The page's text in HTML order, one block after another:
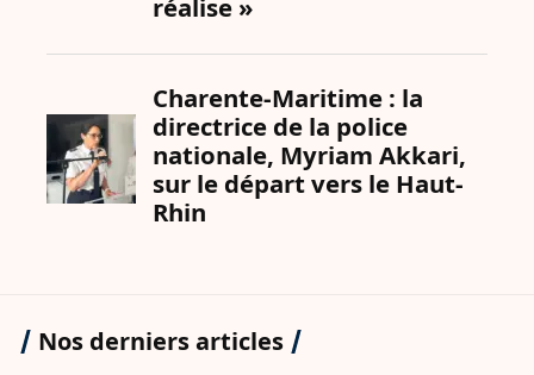
Nos derniers articles